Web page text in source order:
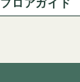
フロアガイド